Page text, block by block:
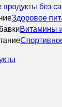
без
Здоровое
Витамины